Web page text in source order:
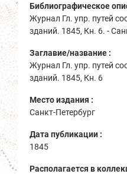
Библиографическое
Журнал Гл. упр. путей
зданий. 1845, Кн. 6. -
Заглавие/название :
Журнал Гл. упр. путей
зданий. 1845, Кн. 6
Место издания :
Санкт-Петербург
Дата публикации :
1845
Располагается в